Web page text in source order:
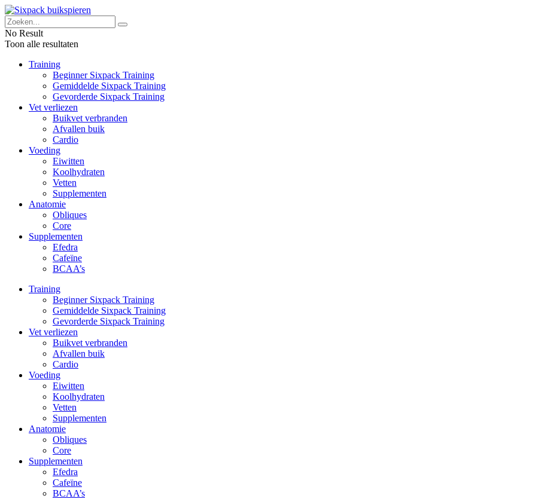
No Result
Toon alle resultaten
Training
Beginner Sixpack Training
Gemiddelde Sixpack Training
Gevorderde Sixpack Training
Vet verliezen
Buikvet verbranden
Afvallen buik
Cardio
Voeding
Eiwitten
Koolhydraten
Vetten
Supplementen
Anatomie
Obliques
Core
Supplementen
Efedra
Cafeïne
BCAA’s
Training
Beginner Sixpack Training
Gemiddelde Sixpack Training
Gevorderde Sixpack Training
Vet verliezen
Buikvet verbranden
Afvallen buik
Cardio
Voeding
Eiwitten
Koolhydraten
Vetten
Supplementen
Anatomie
Obliques
Core
Supplementen
Efedra
Cafeïne
BCAA’s